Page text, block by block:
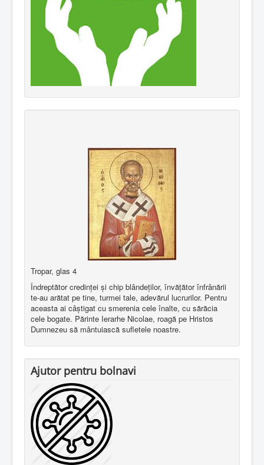
Tropar, glas 4
Îndreptător credinţei şi chip blândeţilor, învăţător înfrânării
te-au arătat pe tine, turmei tale, adevărul lucrurilor. Pentru
aceasta ai câştigat cu smerenia cele înalte, cu sărăcia
cele bogate. Părinte Ierarhe Nicolae, roagă pe Hristos
Dumnezeu să mântuiască sufletele noastre.
Ajutor pentru bolnavi